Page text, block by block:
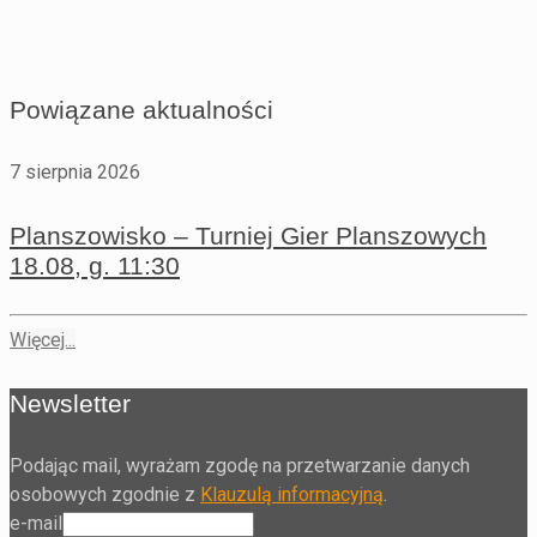
Powiązane aktualności
7 sierpnia 2026
Planszowisko – Turniej Gier Planszowych
18.08, g. 11:30
Więcej...
Newsletter
Podając mail, wyrażam zgodę na przetwarzanie danych
osobowych zgodnie z Klauzulą informacyjną.
e-mail